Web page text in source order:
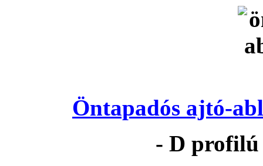
Öntapadós ajtó-
- D profilú